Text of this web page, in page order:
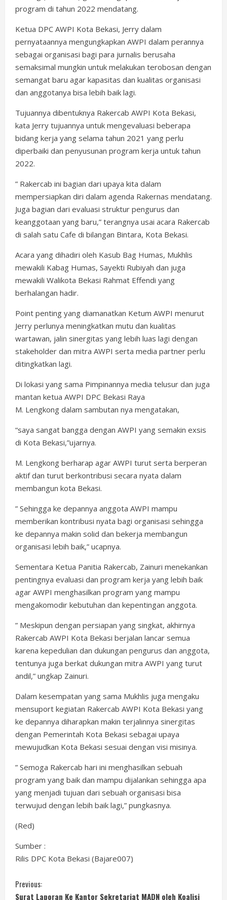
program di tahun 2022 mendatang.
Ketua DPC AWPI Kota Bekasi, Jerry dalam
pernyataannya mengungkapkan AWPI dalam perannya
sebagai organisasi bagi para jurnalis berusaha
semaksimal mungkin untuk melakukan terobosan dengan
semangat baru agar kapasitas dan kualitas organisasi
dan anggotanya bisa lebih baik lagi.
Tujuannya dibentuknya Rakercab AWPI Kota Bekasi,
kata Jerry tujuannya untuk mengevaluasi beberapa
bidang kerja yang selama tahun 2021 yang perlu
diperbaiki dan penyusunan program kerja untuk tahun
2022.
” Rakercab ini bagian dari upaya kita dalam
mempersiapkan diri dalam agenda Rakernas mendatang.
Juga bagian dari evaluasi struktur pengurus dan
keanggotaan yang baru,” terangnya usai acara Rakercab
di salah satu Cafe di bilangan Bintara, Kota Bekasi.
Acara yang dihadiri oleh Kasub Bag Humas, Mukhlis
mewakili Kabag Humas, Sayekti Rubiyah dan juga
mewakili Walikota Bekasi Rahmat Effendi yang
berhalangan hadir.
Point penting yang diamanatkan Ketum AWPI menurut
Jerry perlunya meningkatkan mutu dan kualitas
wartawan, jalin sinergitas yang lebih luas lagi dengan
stakeholder dan mitra AWPI serta media partner perlu
ditingkatkan lagi.
Di lokasi yang sama Pimpinannya media telusur dan juga
mantan ketua AWPI DPC Bekasi Raya
M. Lengkong dalam sambutan nya mengatakan,
“saya sangat bangga dengan AWPI yang semakin exsis
di Kota Bekasi,”ujarnya.
M. Lengkong berharap agar AWPI turut serta berperan
aktif dan turut berkontribusi secara nyata dalam
membangun kota Bekasi.
” Sehingga ke depannya anggota AWPI mampu
memberikan kontribusi nyata bagi organisasi sehingga
ke depannya makin solid dan bekerja membangun
organisasi lebih baik,” ucapnya.
Sementara Ketua Panitia Rakercab, Zainuri menekankan
pentingnya evaluasi dan program kerja yang lebih baik
agar AWPI menghasilkan program yang mampu
mengakomodir kebutuhan dan kepentingan anggota.
” Meskipun dengan persiapan yang singkat, akhirnya
Rakercab AWPI Kota Bekasi berjalan lancar semua
karena kepedulian dan dukungan pengurus dan anggota,
tentunya juga berkat dukungan mitra AWPI yang turut
andil,” ungkap Zainuri.
Dalam kesempatan yang sama Mukhlis juga mengaku
mensuport kegiatan Rakercab AWPI Kota Bekasi yang
ke depannya diharapkan makin terjalinnya sinergitas
dengan Pemerintah Kota Bekasi sebagai upaya
mewujudkan Kota Bekasi sesuai dengan visi misinya.
” Semoga Rakercab hari ini menghasilkan sebuah
program yang baik dan mampu dijalankan sehingga apa
yang menjadi tujuan dari sebuah organisasi bisa
terwujud dengan lebih baik lagi,” pungkasnya.
(Red)
Sumber :
Rilis DPC Kota Bekasi (Bajare007)
C
Previous:
Surat Laporan Ke Kantor Sekretariat MADN oleh Koalisi